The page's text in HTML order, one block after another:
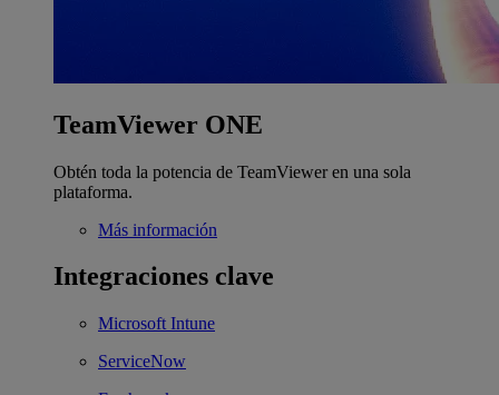
TeamViewer ONE
Obtén toda la potencia de TeamViewer en una sola
plataforma.
Más información
Integraciones clave
Microsoft Intune
ServiceNow